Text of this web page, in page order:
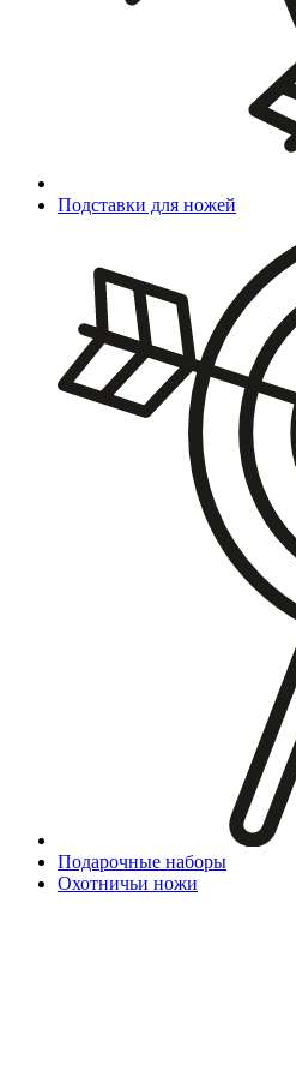
Подставки для ножей
Подарочные наборы
Охотничьи ножи